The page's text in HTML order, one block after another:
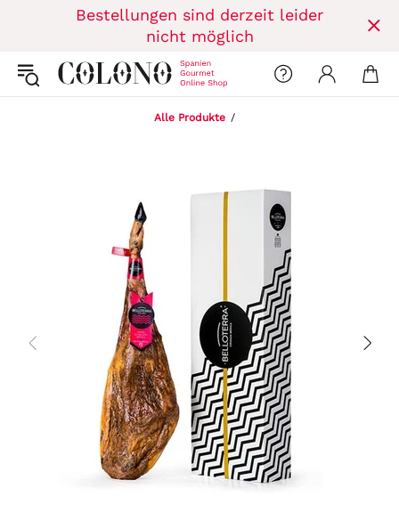
Bestellungen sind derzeit leider
nicht möglich
Alle Produkte